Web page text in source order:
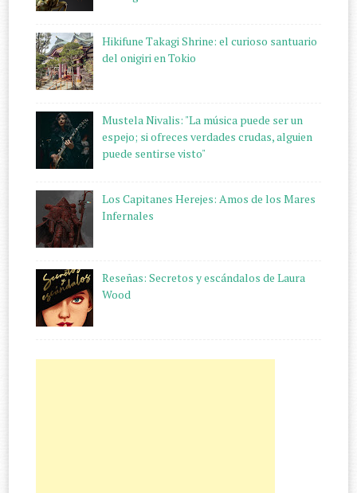
Hikifune Takagi Shrine: el curioso santuario
del onigiri en Tokio
Mustela Nivalis: "La música puede ser un
espejo; si ofreces verdades crudas, alguien
puede sentirse visto"
Los Capitanes Herejes: Amos de los Mares
Infernales
Reseñas: Secretos y escándalos de Laura
Wood